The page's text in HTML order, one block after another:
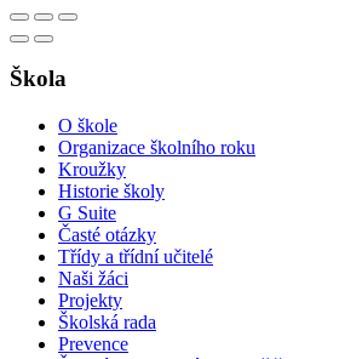
Škola
O škole
Organizace školního roku
Kroužky
Historie školy
G Suite
Časté otázky
Třídy a třídní učitelé
Naši žáci
Projekty
Školská rada
Prevence